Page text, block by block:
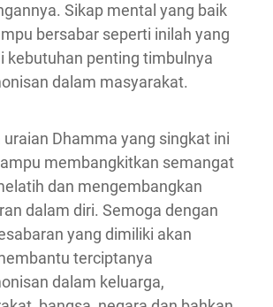
Sikap mental yang baik
bersabar seperti inilah yang
kebutuhan penting timbulnya
dalam masyarakat.
uraian Dhamma yang singkat ini
membangkitkan semangat
dan mengembangkan
dalam diri. Semoga dengan
yang dimiliki akan
terciptanya
dalam keluarga,